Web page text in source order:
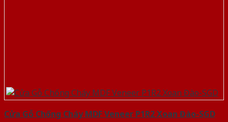
Cửa Gỗ Chống Cháy MDF Veneer P1R2 Xoan Đào-SGD